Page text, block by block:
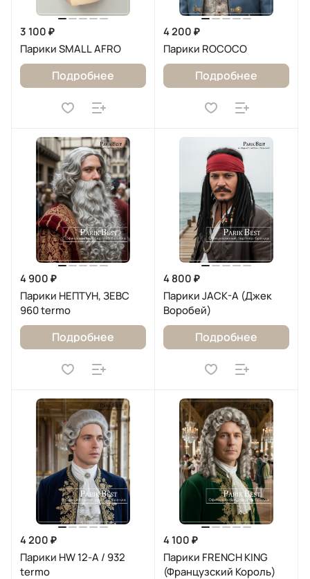
3 100 ₽
Парики SMALL AFRO
Подробнее
4 200 ₽
Парики ROCOCO
Подробнее
4 900 ₽
Парики НЕПТУН, ЗЕВС
960 termo
Подробнее
4 800 ₽
Парики JACK-A (Джек
Воробей)
Подробнее
4 200 ₽
Парики HW 12-A / 932
termo
4 100 ₽
Парики FRENCH KING
(Французский Король)